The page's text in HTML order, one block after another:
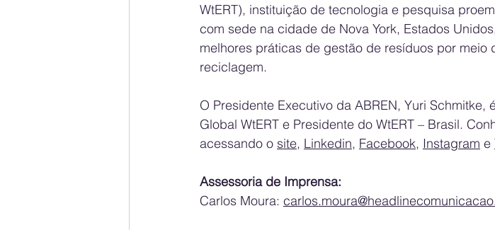
WtERT), instituição de tecnologia e pesquisa
com sede na cidade de Nova York, Estados
melhores práticas de gestão de resíduos por
reciclagem.
O Presidente Executivo da ABREN, Yuri Schmitke,
Global WtERT e Presidente do WtERT – Brasil.
acessando o site, Linkedin, Facebook, Instagram e
Assessoria de Imprensa:
Carlos Moura: